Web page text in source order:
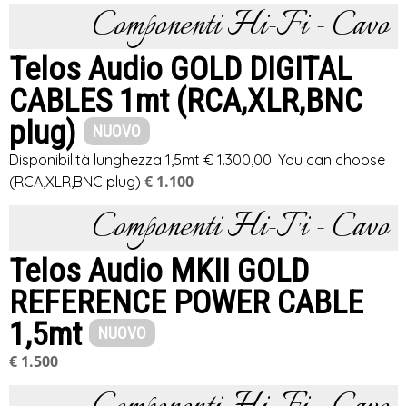
Componenti Hi-Fi - Cavo
Telos Audio GOLD DIGITAL
CABLES 1mt (RCA,XLR,BNC
plug)
NUOVO
Disponibilità lunghezza 1,5mt € 1.300,00. You can choose
(RCA,XLR,BNC plug) € 1.100
Componenti Hi-Fi - Cavo
Telos Audio MKII GOLD
REFERENCE POWER CABLE
1,5mt
NUOVO
€ 1.500